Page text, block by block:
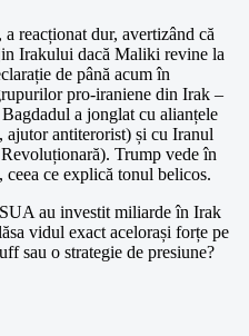
reacționat dur, avertizând că
Irakului dacă Maliki revine la
de până acum în
pro-iraniene din Irak –
a jonglat cu alianțele
ajutor antiterorist) și cu Iranul
Trump vede în
ce explică tonul belicos.
au investit miliarde în Irak
vidul exact acelorași forțe pe
sau o strategie de presiune?